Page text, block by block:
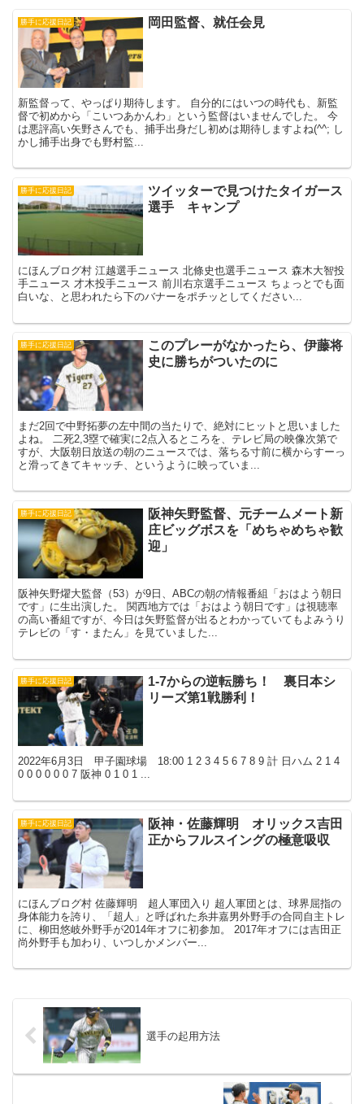
勝手に応援日記 岡田監督、就任会見
新監督って、やっぱり期待します。 自分的にはいつの時代も、新監
督で初めから「こいつあかんわ」という監督はいませんでした。 今
は悪評高い矢野さんでも、捕手出身だし初めは期待しますよね(^^; し
かし捕手出身でも野村監...
勝手に応援日記
ツイッターで見つけたタイガース
選手 キャンプ
にほんブログ村 江越選手ニュース 北條史也選手ニュース 森木大智投
手ニュース 才木投手ニュース 前川右京選手ニュース ちょっとでも面
白いな、と思われたら下のバナーをポチッとしてください...
勝手に応援日記
このプレーがなかったら、伊藤将
史に勝ちがついたのに
まだ2回で中野拓夢の左中間の当たりで、絶対にヒットと思いました
よね。 二死2,3塁で確実に2点入るところを、テレビ局の映像次第で
すが、大阪朝日放送の朝のニュースでは、落ちる寸前に横からすーっ
と滑ってきてキャッチ、というように映っていま...
勝手に応援日記
阪神矢野監督、元チームメート新
庄ビッグボスを「めちゃめちゃ歓
迎」
阪神矢野燿大監督（53）が9日、ABCの朝の情報番組「おはよう朝日
です」に生出演した。 関西地方では「おはよう朝日です」は視聴率
の高い番組ですが、今日は矢野監督が出るとわかっていてもよみうり
テレビの「す・またん」を見ていました...
勝手に応援日記
1-7からの逆転勝ち！ 裏日本シ
リーズ第1戦勝利！
2022年6月3日 甲子園球場 18:00 1 2 3 4 5 6 7 8 9 計 日ハム 2 1 4
0 0 0 0 0 0 7 阪神 0 1 0 1 ...
勝手に応援日記
阪神・佐藤輝明 オリックス吉田
正からフルスイングの極意吸収
にほんブログ村 佐藤輝明 超人軍団入り 超人軍団とは、球界屈指の
身体能力を誇り、「超人」と呼ばれた糸井嘉男外野手の合同自主トレ
に、柳田悠岐外野手が2014年オフに初参加。 2017年オフには吉田正
尚外野手も加わり、いつしかメンバー...
選手の起用方法